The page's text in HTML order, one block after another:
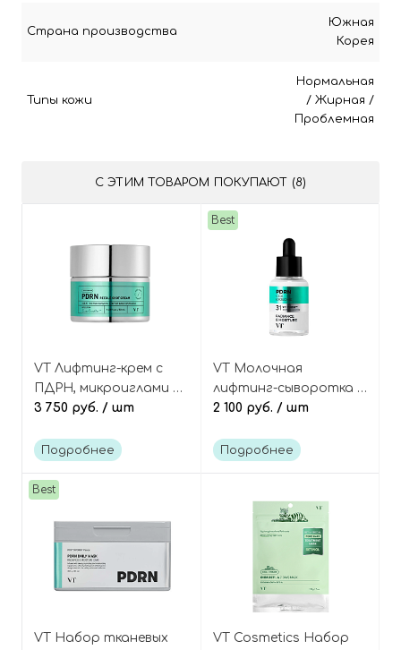
Страна производства
Южная
Корея
Типы кожи
Нормальная
/ Жирная /
Проблемная
С ЭТИМ ТОВАРОМ ПОКУПАЮТ (8)
VT Лифтинг-крем с
ПДРН, микроиглами и
пептидами, PDRN
3 750 руб. / шт
Подробнее
Best
VT Молочная
лифтинг-сыворотка с
ПДРН и пептидами,
Firming Ampoule
2 100 руб. / шт
Подробнее
Best
VT Набор тканевых
VT Cosmetics Набор